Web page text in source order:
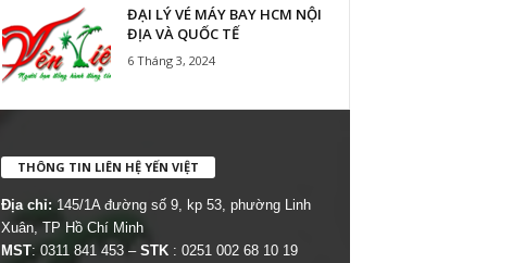
ĐẠI LÝ VÉ MÁY BAY HCM NỘI
ĐỊA VÀ QUỐC TẾ
6 Tháng 3, 2024
THÔNG TIN LIÊN HỆ YẾN VIỆT
Địa chỉ: 145/1A đường số 9, kp 53, phường Linh
Xuân, TP Hồ Chí Minh
MST: 0311 841 453 – STK: 0251 002 68 10 19